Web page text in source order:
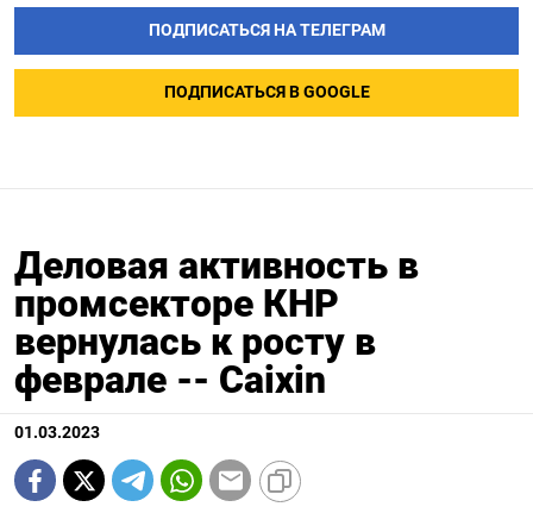
ПОДПИСАТЬСЯ НА ТЕЛЕГРАМ
ПОДПИСАТЬСЯ В GOOGLE
Деловая активность в
промсекторе КНР
вернулась к росту в
феврале -- Caixin
01.03.2023